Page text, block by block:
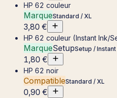
HP 62 couleur
MarqueStandard / XL
3,80 €
HP 62 couleur (Instant Ink/
MarqueSetupSetup / Instant
1,80 €
HP 62 noir
CompatibleStandard / XL
0,90 €